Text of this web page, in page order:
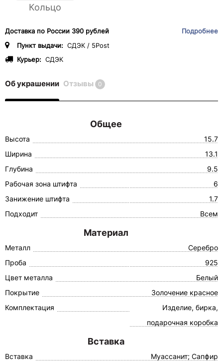
Кольцо
Доставка по России 390 рублей
Подробнее
Пункт выдачи: СДЭК / 5Post
Курьер: СДЭК
Об украшении Отзывы 0
Общее
Высота
15.7
Ширина
13.1
Глубина
9.5
Рабочая зона штифта
6
Занижение штифта
1.7
Подходит
Всем
Материал
Металл
Серебро
Проба
925
Цвет металла
Белый
Покрытие
Золочение красное
Комплектация
Изделие, бирка,
подарочная коробка
Вставка
Вставка
Муассанит; Сапфир